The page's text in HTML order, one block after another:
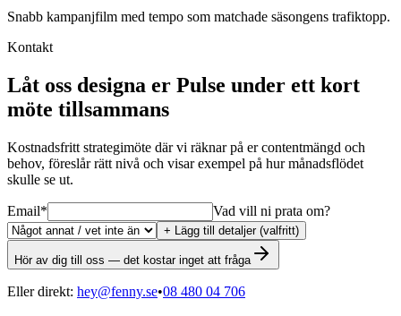
Snabb kampanjfilm med tempo som matchade säsongens trafiktopp.
Kontakt
Låt oss designa er Pulse under ett kort
möte tillsammans
Kostnadsfritt strategimöte där vi räknar på er contentmängd och
behov, föreslår rätt nivå och visar exempel på hur månadsflödet
skulle se ut.
Email* Vad vill ni prata om?
+ Lägg till detaljer (valfritt)
Hör av dig till oss — det kostar inget att fråga
Eller direkt: hey@fenny.se•08 480 04 706